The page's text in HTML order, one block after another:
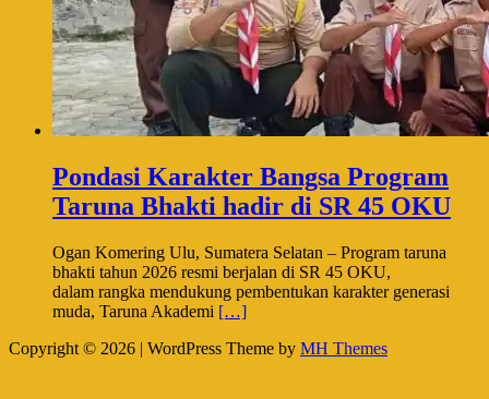
Pondasi Karakter Bangsa Program
Taruna Bhakti hadir di SR 45 OKU
Ogan Komering Ulu, Sumatera Selatan – Program taruna
bhakti tahun 2026 resmi berjalan di SR 45 OKU,
dalam rangka mendukung pembentukan karakter generasi
muda, Taruna Akademi […]
Copyright © 2026 | WordPress Theme by MH Themes